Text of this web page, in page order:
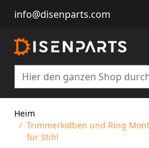
info@disenparts.com
Heim
/ Trimmerkolben und Ring
für Stihl